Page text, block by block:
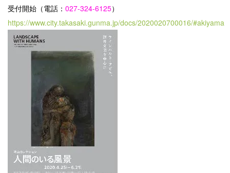
受付開始 （電話： 027-324-6125）
https://www.city.takasaki.gunma.jp/docs/2020020700016/#akiyama